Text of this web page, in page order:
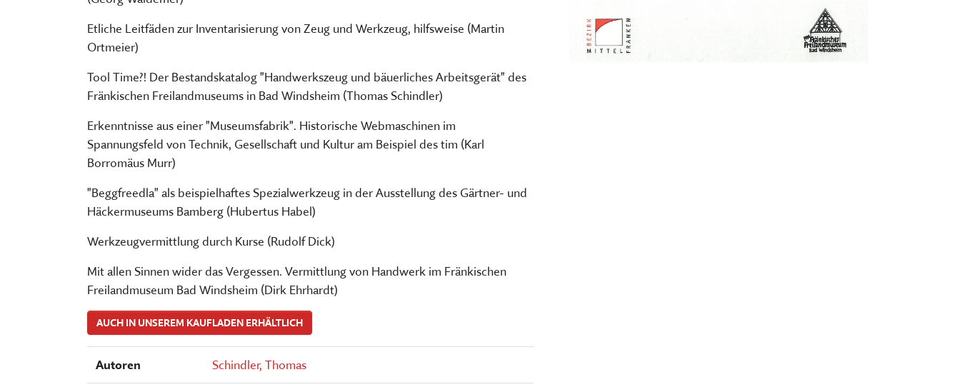
Etliche Leitfäden zur Inventarisierung von Zeug und Werkzeug, hilfsweise (Martin
Ortmeier)
Tool Time?! Der Bestandskatalog "Handwerkszeug und bäuerliches Arbeitsgerät" des
Fränkischen Freilandmuseums in Bad Windsheim (Thomas Schindler)
Erkenntnisse aus einer "Museumsfabrik". Historische Webmaschinen im
Spannungsfeld von Technik, Gesellschaft und Kultur am Beispiel des tim (Karl
Borromäus Murr)
"Beggfreedla" als beispielhaftes Spezialwerkzeug in der Ausstellung des Gärtner- und
Häckermuseums Bamberg (Hubertus Habel)
Werkzeugvermittlung durch Kurse (Rudolf Dick)
Mit allen Sinnen wider das Vergessen. Vermittlung von Handwerk im Fränkischen
Freilandmuseum Bad Windsheim (Dirk Ehrhardt)
AUCH IN UNSEREM KAUFLADEN ERHÄLTLICH
Autoren Schindler, Thomas